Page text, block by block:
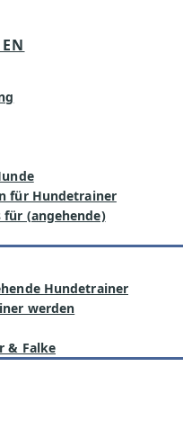
für Hundetrainer
für (angehende)
Hundetrainer
werden
& Falke